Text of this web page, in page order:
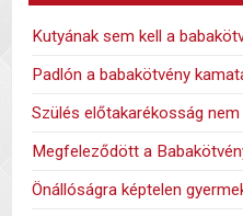
Kutyának sem kell a
Padlón a babakötvény
Szülés előtakarékosság
Megfeleződött a
Önállóságra képtelen